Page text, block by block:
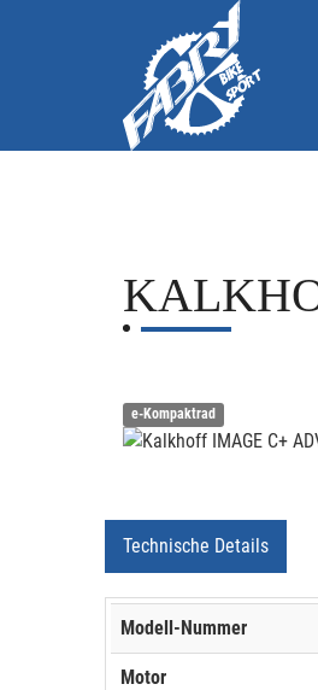
e-Kompaktrad
Technische Details
Modell-Nummer
Motor